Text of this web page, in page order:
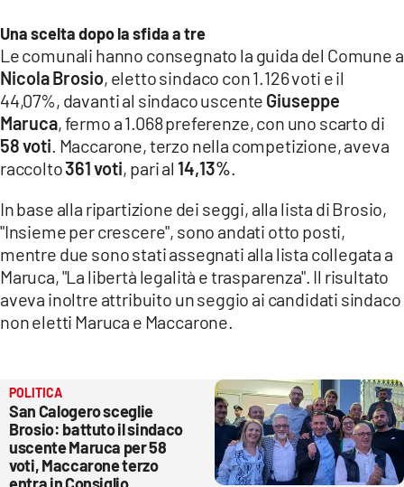
CATANZAROCHANNEL.IT
LACAPITALENEWS.IT
App
APPLE
Una scelta dopo la sfida a tre
Le comunali hanno consegnato la guida del Comune a
Nicola Brosio, eletto sindaco con 1.126 voti e il
44,07%, davanti al sindaco uscente Giuseppe
Maruca, fermo a 1.068 preferenze, con uno scarto di
58 voti. Maccarone, terzo nella competizione, aveva
raccolto361 voti, pari al 14,13%.
In base alla ripartizione dei seggi, alla lista di Brosio,
"Insieme per crescere", sono andati otto posti,
mentre due sono stati assegnati alla lista collegata a
Maruca, "La libertà legalità e trasparenza". Il risultato
aveva inoltre attribuito un seggio ai candidati sindaco
non eletti Maruca e Maccarone.
POLITICA
San Calogero sceglie
Brosio: battuto il sindaco
uscente Maruca per 58
voti, Maccarone terzo